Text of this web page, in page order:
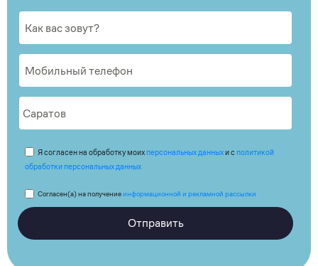
Я согласен на обработку моих персональных данныхи с политикой
обработки персональных данных
Согласен(а) на получениеинформационной и рекламной рассылки
Отправить